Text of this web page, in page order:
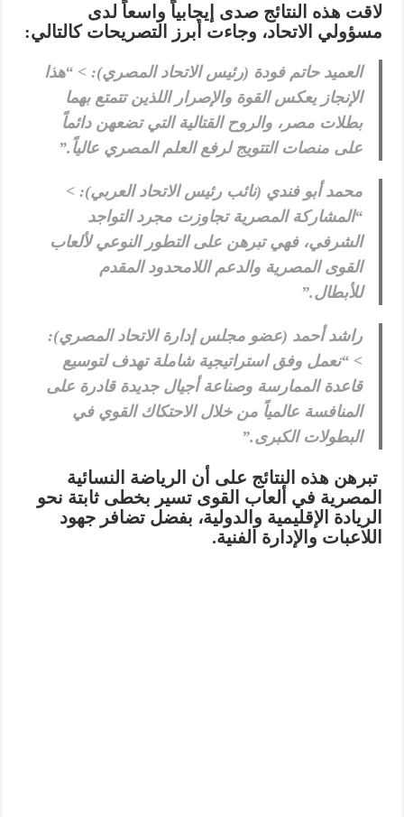
لاقت هذه النتائج صدى إيجابياً واسعاً لدى
مسؤولي الاتحاد، وجاءت أبرز التصريحات كالتالي:
العميد حاتم فودة (رئيس الاتحاد المصري): > “هذا
الإنجاز يعكس القوة والإصرار اللذين تتمتع بهما
بطلات مصر، والروح القتالية التي تضعهن دائماً
على منصات التتويج لرفع العلم المصري عالياً.”
محمد أبو فندي (نائب رئيس الاتحاد العربي): >
“المشاركة المصرية تجاوزت مجرد التواجد
الشرفي، فهي تبرهن على التطور النوعي لألعاب
القوى المصرية والدعم اللامحدود المقدم
للأبطال.”
راشد أحمد (عضو مجلس إدارة الاتحاد المصري):
> “نعمل وفق استراتيجية شاملة تهدف لتوسيع
قاعدة الممارسة وصناعة أجيال جديدة قادرة على
المنافسة عالمياً من خلال الاحتكاك القوي في
البطولات الكبرى.”
تبرهن هذه النتائج على أن الرياضة النسائية
المصرية في ألعاب القوى تسير بخطى ثابتة نحو
الريادة الإقليمية والدولية، بفضل تضافر جهود
اللاعبات والإدارة الفنية.